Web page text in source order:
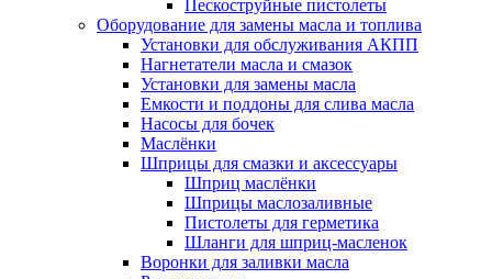
Пескоструйные пистолеты
Оборудование для замены масла и топлива
Установки для обслуживания АКПП
Нагнетатели масла и смазок
Установки для замены масла
Емкости и поддоны для слива масла
Насосы для бочек
Маслёнки
Шприцы для смазки и аксессуары
Шприц маслёнки
Шприцы маслозаливные
Пистолеты для герметика
Шланги для шприц-масленок
Воронки для заливки масла